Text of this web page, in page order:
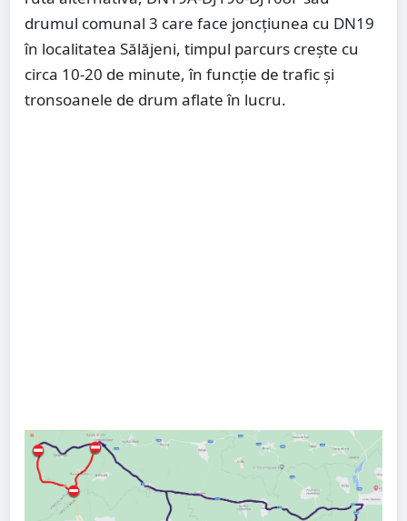
drumul comunal 3 care face joncțiunea cu DN19
în localitatea Sălăjeni, timpul parcurs crește cu
circa 10-20 de minute, în funcție de trafic și
tronsoanele de drum aflate în lucru.